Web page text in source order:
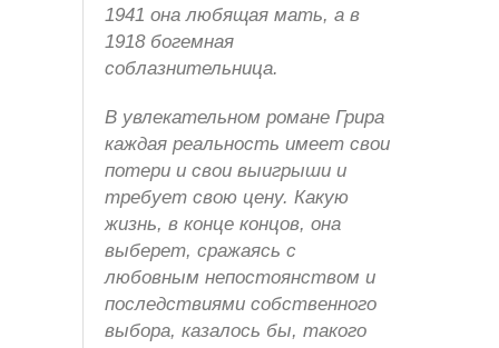
1941 она любящая мать, а в
1918 богемная
соблазнительница.
В увлекательном романе Грира
каждая реальность имеет свои
потери и свои выигрыши и
требует свою цену. Какую
жизнь, в конце концов, она
выберет, сражаясь с
любовным непостоянством и
последствиями собственного
выбора, казалось бы, такого